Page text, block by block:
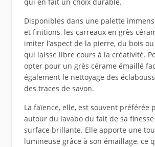
qui en fait un choix durable.
Disponibles dans une palette
et finitions, les carreaux en grès
imiter l’aspect de la pierre, du bois
qui laisse libre cours à la créativité.
opter pour un grès cérame émaillé
également le nettoyage des
des traces de savon.
La faïence, elle, est souvent préférée
autour du lavabo du fait de sa
surface brillante. Elle apporte une
lumineuse grâce à son émaillage, ce